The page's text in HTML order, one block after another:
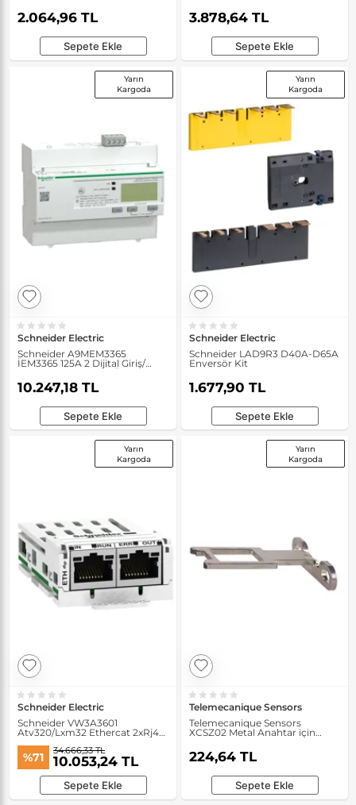
2.064,96 TL
Sepete Ekle
3.878,64 TL
Sepete Ekle
Yarın
Kargoda
Schneider Electric
Schneider A9MEM3365
İEM3365 125A 2 Dijital Giriş/
Çıkışlı Bacnet Enerji Ölçer
10.247,18 TL
Sepete Ekle
Yarın
Kargoda
Schneider Electric
Schneider LAD9R3 D40A-D65A
Enversör Kit
1.677,90 TL
Sepete Ekle
Yarın
Kargoda
Schneider Electric
Schneider VW3A3601
Atv320/Lxm32 Ethercat 2xRj45
%71 34.666,33 TL
10.053,24 TL
Sepete Ekle
Yarın
Kargoda
Telemecanique Sensors
Telemecanique Sensors
XCSZ02 Metal Anahtar için
224,64 TL
Sepete Ekle